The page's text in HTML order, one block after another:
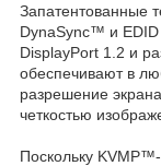
Запатентованные
DynaSync™ и
DisplayPort 1.2 и
обеспечивают в
разрешение
четкостью
Поскольку